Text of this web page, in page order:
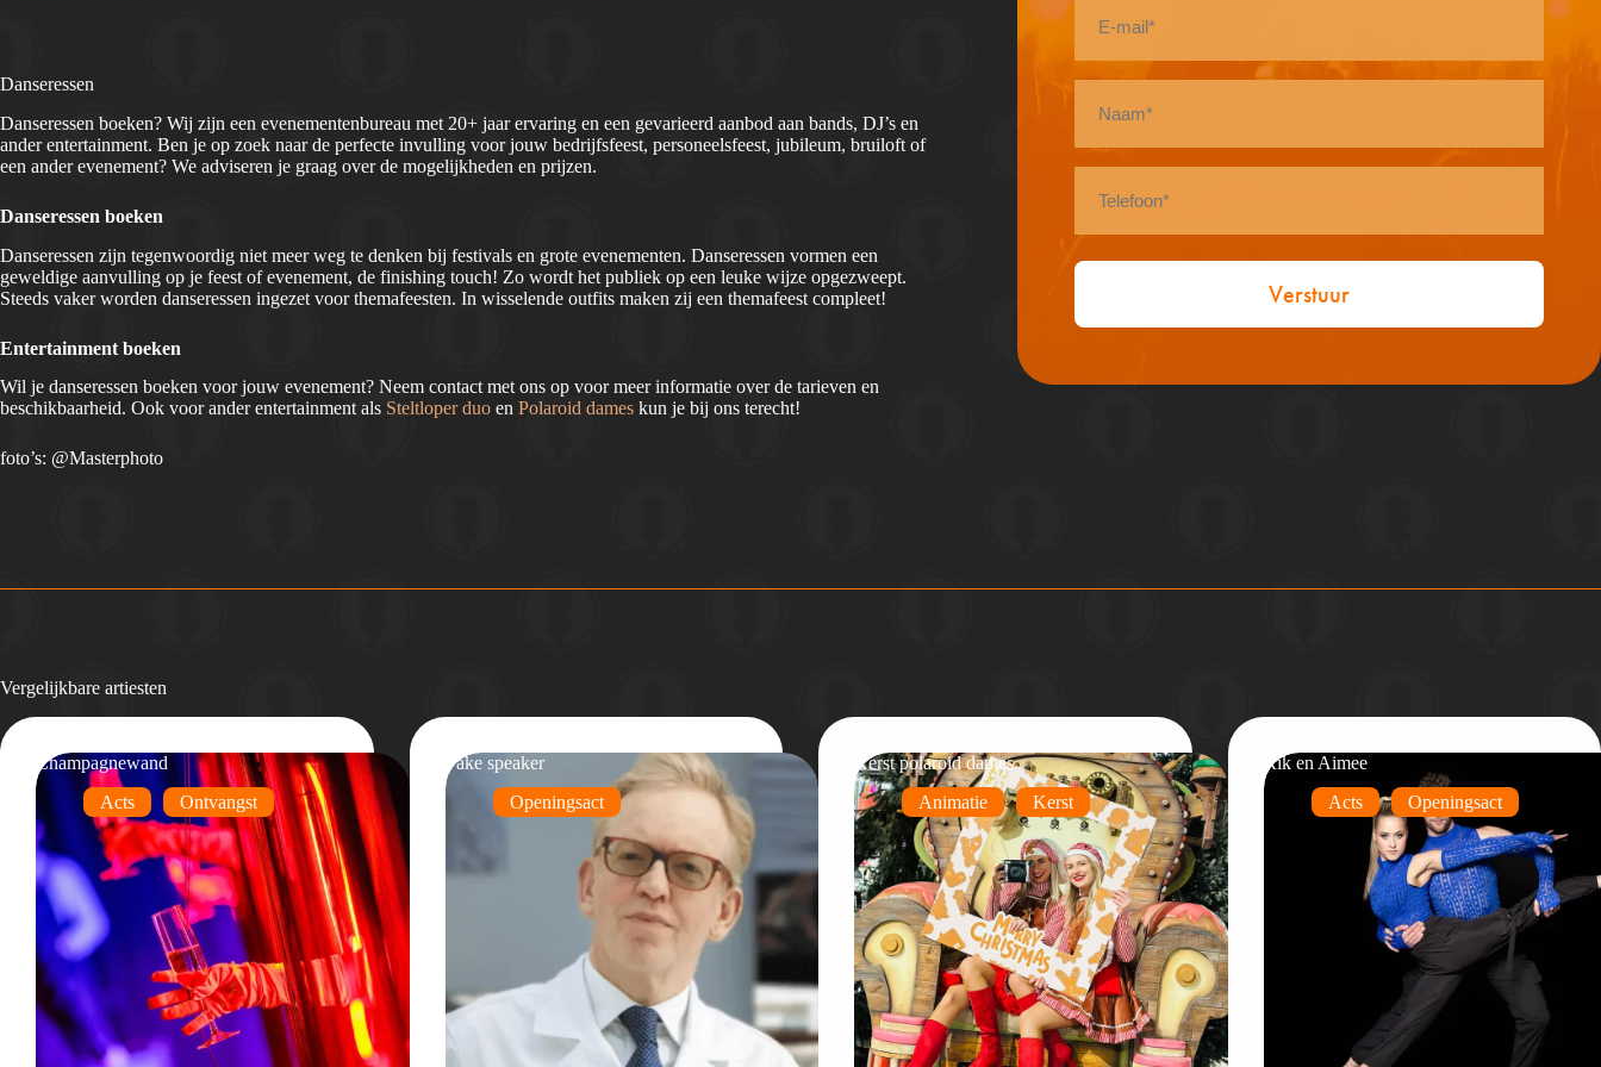
Danseressen
Danseressen boeken? Wij zijn een evenementenbureau met 20+ jaar ervaring en een gevarieerd aanbod aan bands, DJ’s en
ander entertainment. Ben je op zoek naar de perfecte invulling voor jouw bedrijfsfeest, personeelsfeest, jubileum, bruiloft of
een ander evenement? We adviseren je graag over de mogelijkheden en prijzen.
Danseressen boeken
Danseressen zijn tegenwoordig niet meer weg te denken bij festivals en grote evenementen. Danseressen vormen een
geweldige aanvulling op je feest of evenement, de finishing touch! Zo wordt het publiek op een leuke wijze opgezweept.
Steeds vaker worden danseressen ingezet voor themafeesten. In wisselende outfits maken zij een themafeest compleet!
Entertainment boeken
Wil je danseressen boeken voor jouw evenement? Neem contact met ons op voor meer informatie over de tarieven en
beschikbaarheid. Ook voor ander entertainment als Steltloper duo en Polaroid dames kun je bij ons terecht!
foto’s: @Masterphoto
mail
Vergelijkbare artiesten
Champagnewand
Acts
Ontvangst
Fake speaker
Openingsact
Kerst polaroid dames
Animatie
Kerst
Rik en Aimee
Acts
Openingsact